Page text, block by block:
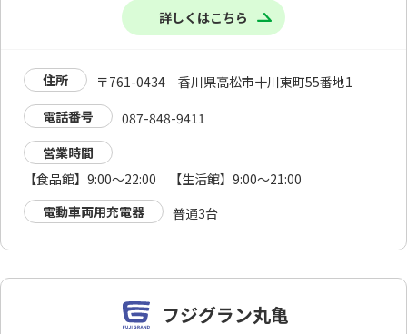
詳しくはこちら
住所
〒761-0434 香川県高松市十川東町55番地1
電話番号
087-848-9411
営業時間
【食品館】9:00～22:00 【生活館】9:00～21:00
電動車両用充電器
普通3台
フジグラン丸亀